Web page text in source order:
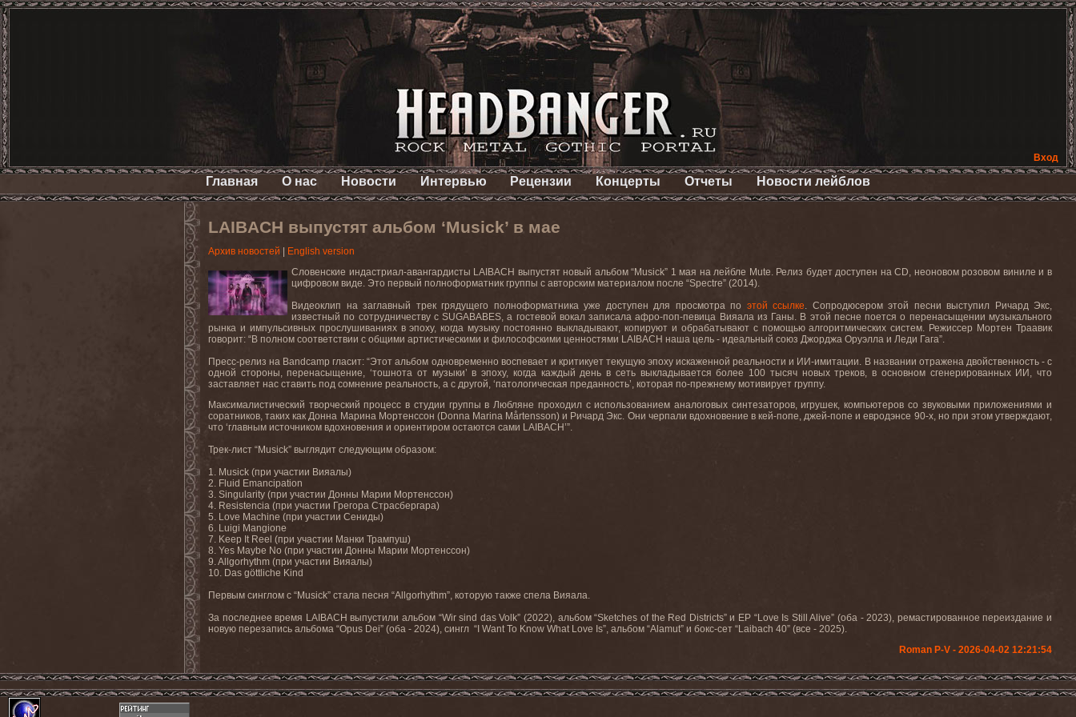
Вход
Главная О нас Новости Интервью Рецензии Концерты Отчеты Новости лейблов
LAIBACH выпустят альбом ‘Musick’ в мае
Архив новостей
English version
Словенские индастриал-авангардисты LAIBACH выпустят новый альбом “Musick” 1 мая на лейбле Mute. Релиз будет доступен на CD, неоновом розовом виниле и в
цифровом виде. Это первый полноформатник группы с авторским материалом после “Spectre” (2014).
Видеоклип на заглавный трек грядущего полноформатника уже доступен для просмотра по этой ссылке. Сопродюсером этой песни выступил Ричард Экс,
известный по сотрудничеству с SUGABABES, а гостевой вокал записала афро-поп-певица Вияала из Ганы. В этой песне поется о перенасыщении музыкального
рынка и импульсивных прослушиваниях в эпоху, когда музыку постоянно выкладывают, копируют и обрабатывают с помощью алгоритмических систем. Режиссер Мортен Траавик
говорит: “В полном соответствии с общими артистическими и философскими ценностями LAIBACH наша цель - идеальный союз Джорджа Оруэлла и Леди Гага”.
Пресс-релиз на Bandcamp гласит: “Этот альбом одновременно воспевает и критикует текущую эпоху искаженной реальности и ИИ-имитации. В названии отражена двойственность - c
одной стороны, перенасыщение, ‘тошнота от музыки’ в эпоху, когда каждый день в сеть выкладывается более 100 тысяч новых треков, в основном сгенерированных ИИ, что
заставляет нас ставить под сомнение реальность, а с другой, ‘патологическая преданность’, которая по-прежнему мотивирует группу.
Максималистический творческий процесс в студии группы в Любляне проходил с использованием аналоговых синтезаторов, игрушек, компьютеров со звуковыми приложениями и
соратников, таких как Донна Марина Мортенссон (Donna Marina Mårtensson) и Ричард Экс. Они черпали вдохновение в кей-попе, джей-попе и евродэнсе 90-х, но при этом утверждают,
что ‘главным источником вдохновения и ориентиром остаются сами LAIBACH’”.
Трек-лист “Musick” выглядит следующим образом:
1. Musick (при участии Вияалы)
2. Fluid Emancipation
3. Singularity (при участии Донны Марии Мортенссон)
4. Resistencia (при участии Грегора Страсбергара)
5. Love Machine (при участии Сениды)
6. Luigi Mangione
7. Keep It Reel (при участии Манки Трампуш)
8. Yes Maybe No (при участии Донны Марии Мортенссон)
9. Allgorhythm (при участии Вияалы)
10. Das göttliche Kind
Первым синглом с “Musick” стала песня “Allgorhythm”, которую также спела Вияала.
За последнее время LAIBACH выпустили альбом “Wir sind das Volk” (2022), альбом “Sketches of the Red Districts” и EP “Love Is Still Alive” (оба - 2023), ремастированное переиздание и
новую перезапись альбома “Opus Dei” (оба - 2024), сингл “I Want To Know What Love Is”, альбом “Alamut” и бокс-сет “Laibach 40” (все - 2025).
Roman P-V - 2026-04-02 12:21:54